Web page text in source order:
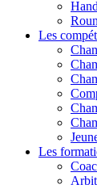
Les
Les